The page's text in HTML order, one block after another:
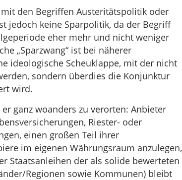
den Begriffen Austeritätspolitik oder
jedoch keine Sparpolitik, da der Begriff
eher mehr und nicht weniger
„Sparzwang“ ist bei näherer
ideologische Scheuklappe, mit der nicht
sondern überdies die Konjunktur
wird.
ganz woanders zu verorten: Anbieter
Riester- oder
einen großen Teil ihrer
im eigenen Währungsraum anzulegen,
Staatsanleihen der als solide bewerteten
Regionen sowie Kommunen) bleibt